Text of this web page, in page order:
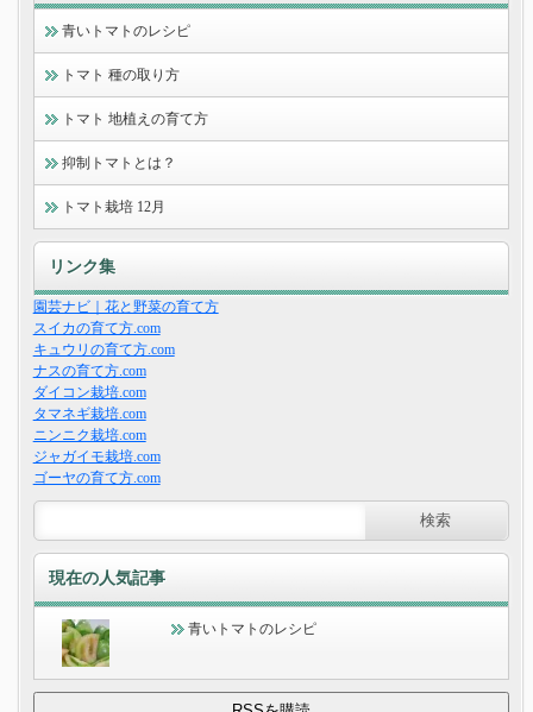
青いトマトのレシピ
トマト 種の取り方
トマト 地植えの育て方
抑制トマトとは？
トマト栽培 12月
リンク集
園芸ナビ｜花と野菜の育て方
スイカの育て方.com
キュウリの育て方.com
ナスの育て方.com
ダイコン栽培.com
タマネギ栽培.com
ニンニク栽培.com
ジャガイモ栽培.com
ゴーヤの育て方.com
現在の人気記事
青いトマトのレシピ